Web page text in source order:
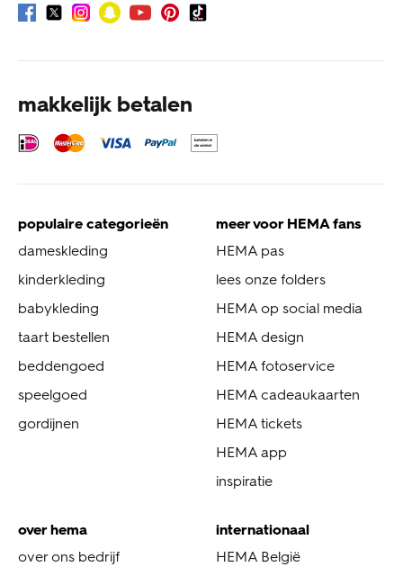
makkelijk betalen
populaire categorieën
dameskleding
kinderkleding
babykleding
taart bestellen
beddengoed
speelgoed
gordijnen
meer voor HEMA fans
HEMA pas
lees onze folders
HEMA op social media
HEMA design
HEMA fotoservice
HEMA cadeaukaarten
HEMA tickets
HEMA app
inspiratie
over hema
over ons bedrijf
internationaal
HEMA België